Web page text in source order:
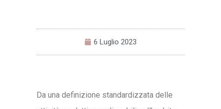
6 Luglio 2023
Da una definizione standardizzata delle